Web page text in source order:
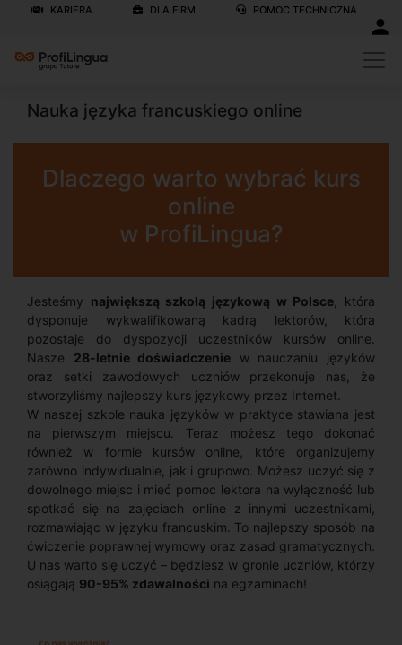
KARIERA DLA FIRM POMOC TECHNICZNA
Nauka języka francuskiego online
Dlaczego warto wybrać kurs
online
w ProfiLingua?
Jesteśmy największą szkołą językową w Polsce , która
dysponuje wykwalifikowaną kadrą lektorów, która
pozostaje do dyspozycji uczestników kursów online.
Nasze 28-letnie doświadczenie w nauczaniu języków
oraz setki zawodowych uczniów przekonuje nas, że
stworzyliśmy najlepszy kurs językowy przez Internet.
W naszej szkole nauka języków w praktyce stawiana jest
na pierwszym miejscu. Teraz możesz tego dokonać
również w formie kursów online, które organizujemy
zarówno indywidualnie, jak i grupowo. Możesz uczyć się z
dowolnego miejsc i mieć pomoc lektora na wyłączność lub
spotkać się na zajęciach online z innymi uczestnikami,
rozmawiając w języku francuskim. To najlepszy sposób na
ćwiczenie poprawnej wymowy oraz zasad gramatycznych.
U nas warto się uczyć – będziesz w gronie uczniów, którzy
osiągają 90-95% zdawalności na egzaminach!